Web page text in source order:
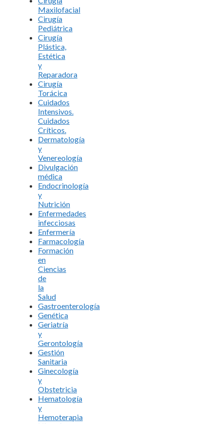
Maxilofacial
Cirugía
Pediátrica
Cirugía
Plástica,
Estética
y
Reparadora
Cirugía
Torácica
Cuidados
Intensivos.
Cuidados
Críticos.
Dermatología
y
Venereología
Divulgación
médica
Endocrinología
y
Nutrición
Enfermedades
infecciosas
Enfermería
Farmacología
Formación
en
Ciencias
de
la
Salud
Gastroenterología
Genética
Geriatría
y
Gerontología
Gestión
Sanitaria
Ginecología
y
Obstetricia
Hematología
y
Hemoterapia